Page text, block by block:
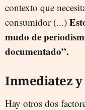
contexto que
consumidor (...)
mudo de
documentado”.
Inmediatez y
Hay otros dos